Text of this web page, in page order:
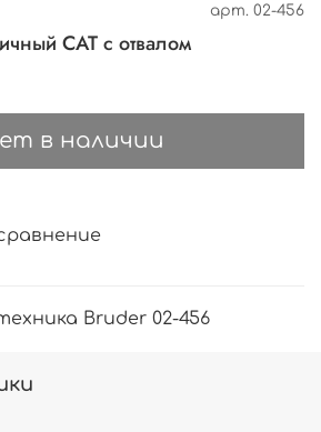
арт. 02-456
CAT с отвалом
в наличии
Bruder 02-456